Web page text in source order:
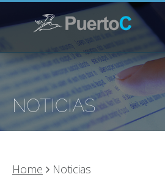
NOTICIAS
Home Noticias